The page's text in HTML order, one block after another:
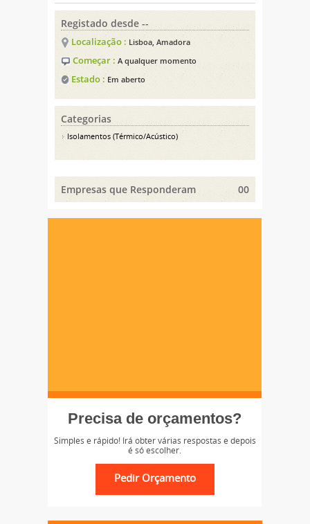
Registado desde --
Localização : Lisboa, Amadora
Começar : A qualquer momento
Estado : Em aberto
Categorias
Isolamentos (Térmico/Acústico)
Empresas que Responderam 00
Precisa de orçamentos?
Simples e rápido! Irá obter várias respostas e depois
é só escolher.